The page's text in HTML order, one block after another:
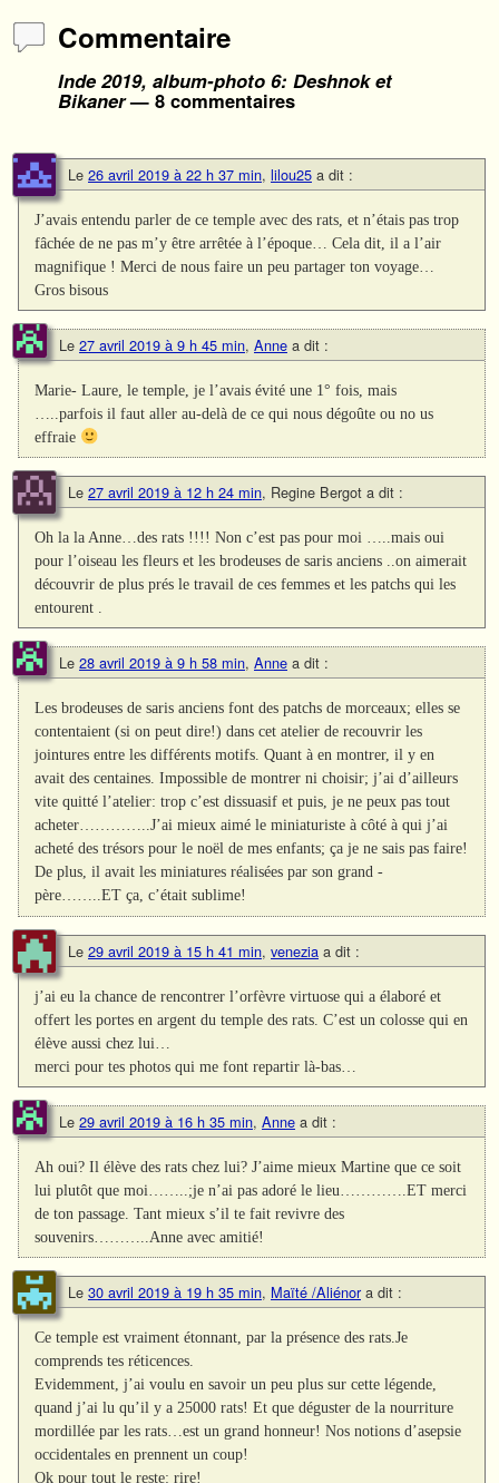
Commentaire
Inde 2019, album-photo 6: Deshnok et
Bikaner— 8 commentaires
Le 26 avril 2019 à 22 h 37 min, lilou25 a dit :
J’avais entendu parler de ce temple avec des rats, et n’étais pas trop
fâchée de ne pas m’y être arrêtée à l’époque… Cela dit, il a l’air
magnifique ! Merci de nous faire un peu partager ton voyage…
Gros bisous
Le 27 avril 2019 à 9 h 45 min, Anne a dit :
Marie- Laure, le temple, je l’avais évité une 1° fois, mais
…..parfois il faut aller au-delà de ce qui nous dégoûte ou no us
effraie
Le 27 avril 2019 à 12 h 24 min, Regine Bergot a dit :
Oh la la Anne…des rats !!!! Non c’est pas pour moi …..mais oui
pour l’oiseau les fleurs et les brodeuses de saris anciens ..on aimerait
découvrir de plus prés le travail de ces femmes et les patchs qui les
entourent .
Le 28 avril 2019 à 9 h 58 min, Anne a dit :
Les brodeuses de saris anciens font des patchs de morceaux; elles se
contentaient (si on peut dire!) dans cet atelier de recouvrir les
jointures entre les différents motifs. Quant à en montrer, il y en
avait des centaines. Impossible de montrer ni choisir; j’ai d’ailleurs
vite quitté l’atelier: trop c’est dissuasif et puis, je ne peux pas tout
acheter…………..J’ai mieux aimé le miniaturiste à côté à qui j’ai
acheté des trésors pour le noël de mes enfants; ça je ne sais pas faire!
De plus, il avait les miniatures réalisées par son grand -
père……..ET ça, c’était sublime!
Le 29 avril 2019 à 15 h 41 min, venezia a dit :
j’ai eu la chance de rencontrer l’orfèvre virtuose qui a élaboré et
offert les portes en argent du temple des rats. C’est un colosse qui en
élève aussi chez lui…
merci pour tes photos qui me font repartir là-bas…
Le 29 avril 2019 à 16 h 35 min, Anne a dit :
Ah oui? Il élève des rats chez lui? J’aime mieux Martine que ce soit
lui plutôt que moi……..;je n’ai pas adoré le lieu………….ET merci
de ton passage. Tant mieux s’il te fait revivre des
souvenirs………..Anne avec amitié!
Le 30 avril 2019 à 19 h 35 min, Maïté /Aliénor a dit :
Ce temple est vraiment étonnant, par la présence des rats.Je
comprends tes réticences.
Evidemment, j’ai voulu en savoir un peu plus sur cette légende,
quand j’ai lu qu’il y a 25000 rats! Et que déguster de la nourriture
mordillée par les rats…est un grand honneur! Nos notions d’asepsie
occidentales en prennent un coup!
Ok pour tout le reste: rire!